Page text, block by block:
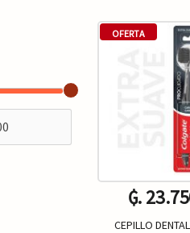
OFERTA
₲.
CEPILLO